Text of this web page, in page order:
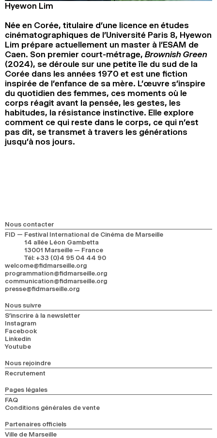
Hyewon Lim
Née en Corée, titulaire d’une licence en études
cinématographiques de l’Université Paris 8, Hyewon
Lim prépare actuellement un master à l’ESAM de
Caen. Son premier court-métrage, Brownish Green
(2024), se déroule sur une petite île du sud de la
Corée dans les années 1970 et est une fiction
inspirée de l’enfance de sa mère. L’œuvre s’inspire
du quotidien des femmes, ces moments où le
corps réagit avant la pensée, les gestes, les
habitudes, la résistance instinctive. Elle explore
comment ce qui reste dans le corps, ce qui n’est
pas dit, se transmet à travers les générations
jusqu’à nos jours.
Nous contacter
FID — Festival International de Cinéma de Marseille
14 allée Léon Gambetta
13001 Marseille — France
Tél: +33 (0)4 95 04 44 90
welcome@fidmarseille.org
programmation@fidmarseille.org
communication@fidmarseille.org
presse@fidmarseille.org
Nous suivre
S’inscrire à la newsletter
Instagram
Facebook
Linkedin
Youtube
Nous rejoindre
Recrutement
Pages légales
FAQ
Conditions générales de vente
Partenaires officiels
Ville de Marseille